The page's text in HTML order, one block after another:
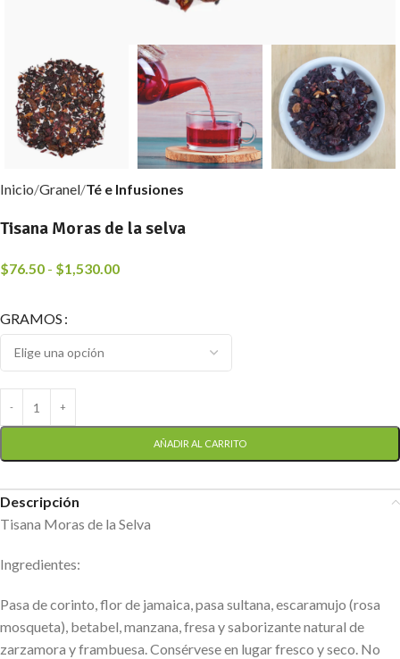
Inicio Granel Té e Infusiones
Tisana Moras de la selva
$76.50 - $1,530.00
GRAMOS
AÑADIR AL CARRITO
Descripción
Tisana Moras de la Selva
Ingredientes:
Pasa de corinto, flor de jamaica, pasa sultana, escaramujo (rosa
mosqueta), betabel, manzana, fresa y saborizante natural de
zarzamora y frambuesa. Consérvese en lugar fresco y seco. No